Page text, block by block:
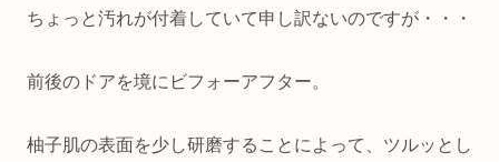
ちょっと汚れが付着していて申し訳ないのですが・・・
前後のドアを境にビフォーアフター。
柚子肌の表面を少し研磨することによって、ツルッとし